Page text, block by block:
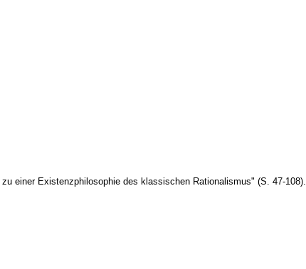
einer Existenzphilosophie des klassischen Rationalismus" (S. 47-108).